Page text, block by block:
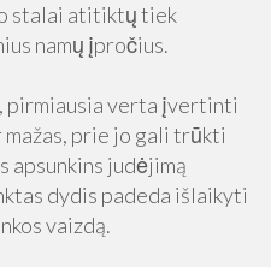
stalai atitiktų tiek
namų įpročius.
pirmiausia verta įvertinti
prie jo gali trūkti
apsunkins judėjimą
dydis padeda išlaikyti
vaizdą.